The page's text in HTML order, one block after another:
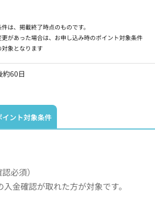
は、掲載終了時点のものです。
があった場合は、お申し込み時のポイント対象条件
象となります
約60日
イント対象条件
必須）
金確認が取れた方が対象です。